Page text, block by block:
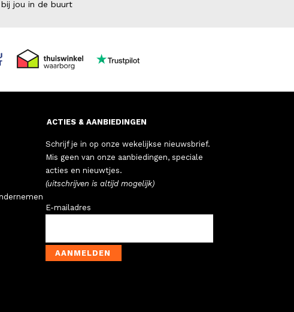
jou in de buurt
ACTIES & AANBIEDINGEN
Schrijf je in op onze wekelijkse nieuwsbrief.
Mis geen van onze aanbiedingen, speciale
acties en nieuwtjes.
(uitschrijven is altijd mogelijk)
E-mailadres
AANMELDEN